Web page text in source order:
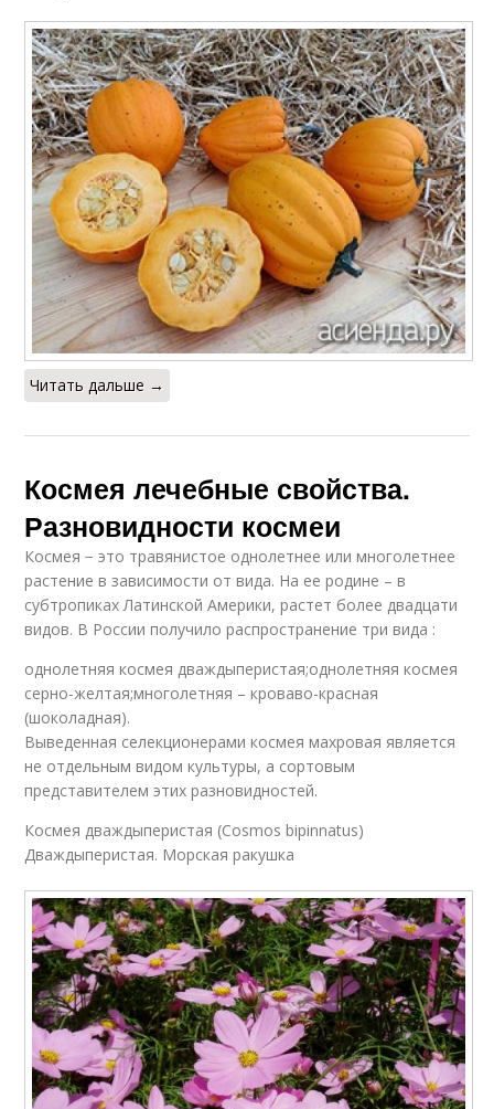
Читать дальше →
Космея лечебные свойства.
Разновидности космеи
Космея − это травянистое однолетнее или многолетнее
растение в зависимости от вида. На ее родине – в
субтропиках Латинской Америки, растет более двадцати
видов. В России получило распространение три вида :
однолетняя космея дваждыперистая;однолетняя космея
серно-желтая;многолетняя – кроваво-красная
(шоколадная).
Выведенная селекционерами космея махровая является
не отдельным видом культуры, а сортовым
представителем этих разновидностей.
Космея дваждыперистая (Cosmos bipinnatus)
Дваждыперистая. Морская ракушка